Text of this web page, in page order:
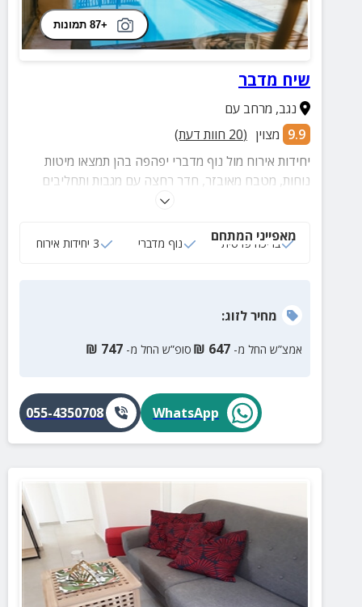
+87 תמונות
שיח מדבר
נגב, מרחב עם
9.9 מצוין (
20 חוות דעת)
יחידות אירוח מול נוף מדברי יפהפה בהן תמצאו מיטות
נוחות, מטבח מאובזר, חדר רחצה עם מגבות ותחליבים
מאפייני המתחם
בריכה פרטית נוף מדברי 3 יחידות אירוח
מחירלזוג:
אמצ”ש החל מ- 647
₪ סופ”ש החל מ- 747
₪
WhatsApp
055-4350708